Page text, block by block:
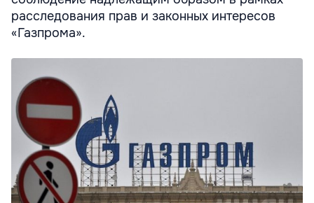
расследования прав и законных интересов
«Газпрома».